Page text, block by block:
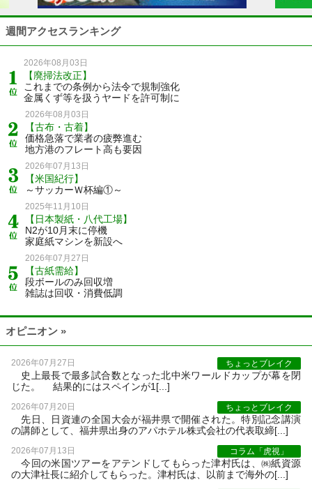
週間アクセスランキング
2026年08月03日
【廃掃法改正】
これまでの条例から法令で規制強化
金属くず等を扱うヤードを許可制に
2026年08月03日
【古布・古着】
価格急落で業者の疲弊進む
地方港のフレート高も要因
2026年07月13日
【米国紀行】
～サッカーＷ杯編①～
2025年11月10日
【日本製紙・八代工場】
N2が10月末に停機
家庭紙マシンを新設へ
2026年07月27日
【古紙需給】
段ボールのみ回収増
雑誌は回収・消費低調
オピニオン »
2026年07月27日 ちょっとブレイク
史上最長で最多試合数となった北中米ワールドカップが幕を閉
じた。 結果的にはスペインが1[...]
2026年07月20日 ちょっとブレイク
先日、日資連の全国大会が福井県で開催された。特別記念講演
の講師として、福井県出身のアパホテル株式会社の代表取締[...]
2026年07月13日 コラム「虎視」
今回の米国ツアーをアテンドしてもらった津村氏は、㈱紙資源
の大津社長に紹介してもらった。津村氏は、以前まで海外の[...]